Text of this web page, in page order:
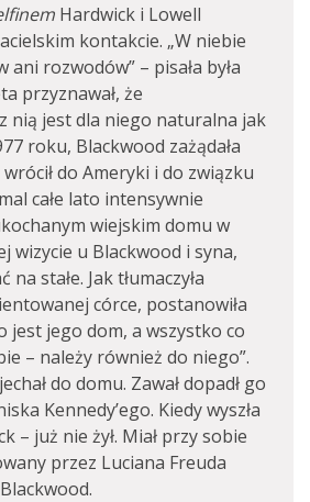
Hardwick i Lowell
kontakcie. „W niebie
ani rozwodów” – pisała była
przyznawał, że
nią jest dla niego naturalna jak
roku, Blackwood zażądała
do Ameryki i do związku
całe lato intensywnie
wiejskim domu w
wizycie u Blackwood i syna,
na stałe. Jak tłumaczyła
córce, postanowiła
jest jego dom, a wszystko co
– należy również do niego”.
do domu. Zawał dopadł go
Kennedy’ego. Kiedy wyszła
– już nie żył. Miał przy sobie
przez Luciana Freuda